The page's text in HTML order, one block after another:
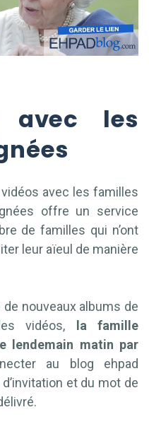
avec les
avec les familles
offre un service
de familles qui n’ont
leur aïeul de manière
nouveaux albums de
vidéos,
la famille
lendemain matin par
au blog ehpad
et du mot de